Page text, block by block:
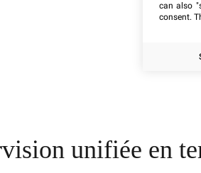
unifiée en
can also
consent.